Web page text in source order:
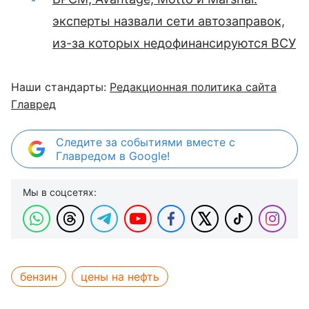
эксперты назвали сети автозаправок,
из-за которых недофинансируются ВСУ
Наши стандарты: Редакционная политика сайта
Главред
Следите за событиями вместе с
Главредом в Google!
Мы в соцсетях:
бензин цены на нефть